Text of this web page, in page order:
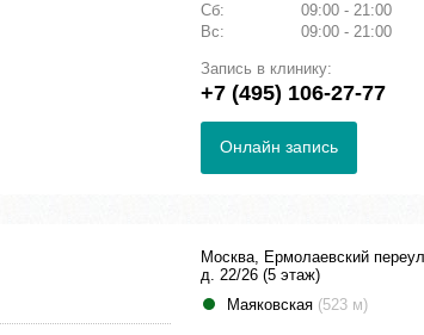
Сб:
09:00 - 21:00
Вс:
09:00 - 21:00
Запись в клинику:
+7 (495) 106-27-77
Онлайн запись
Москва, Ермолаевский
д. 22/26 (5 этаж)
Маяковская (523 м)